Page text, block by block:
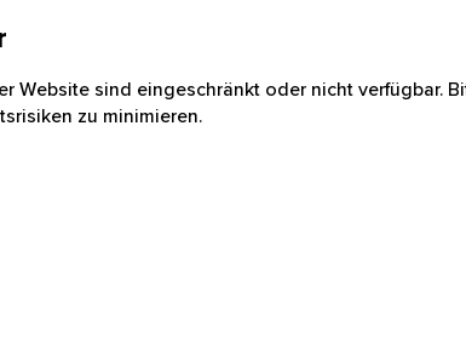
Website sind eingeschränkt oder nicht verfügbar.
zu minimieren.